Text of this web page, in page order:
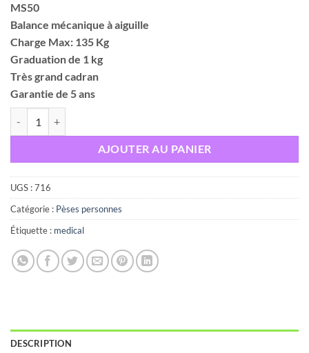
MS50
Balance mécanique à aiguille
Charge Max: 135 Kg
Graduation de 1 kg
Très grand cadran
Garantie de 5 ans
AJOUTER AU PANIER
UGS :716
Catégorie : Pèses personnes
Étiquette : medical
DESCRIPTION